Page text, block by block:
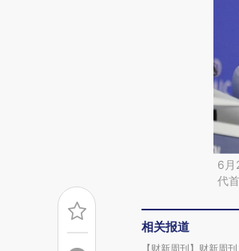
6月
代
相关报道
【财新周刊】财新周